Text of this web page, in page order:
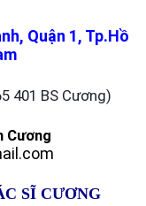
Quận 1, Tp.Hồ
401 BS Cương)
Cương
SĨ CƯƠNG